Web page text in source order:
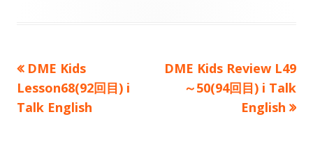
ー
投
稿
前
の
記
DME Kids
Lesson68(92回目) i
Talk English
次
DME Kids Review L49
～50(94回目) i Talk
English